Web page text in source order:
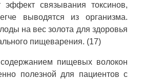
эффект связывания токсинов,
выводятся из организма.
на вес золота для здоровья
пищеварения. (17)
пищевых волокон
полезной для пациентов с